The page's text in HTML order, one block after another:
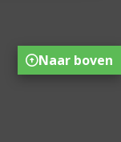
Naar boven